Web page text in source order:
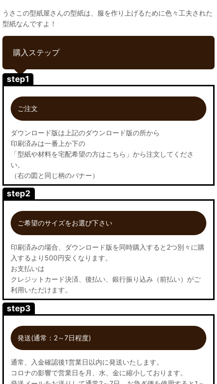
うさこの型紙屋さんの型紙は、服を作り上げるために色々工夫された
型紙なんですよ！
購入ステップ
step1
ご注文
ダウンロード版は上記のダウンロード版の所から
印刷済みは一番上か下の
「型紙や材料を宅配希望の方はこちら」から注文してくださ
い。
（右の図と同じ柄のバナー）
step2
ご希望のサイズをお選び下さい
印刷済みの場合、ダウンロード版を同時購入すると2つ別々に購
入するより500円安くなります。
お支払いは
クレジットカード決済、後払い、銀行振り込み（前払い）がご
利用いただけます。
step3
発送(通常：2～7日程度)
通常、入金確認後1営業日以内に発送いたします。
コロナの影響で営業日を月、水、金に縮小しております。